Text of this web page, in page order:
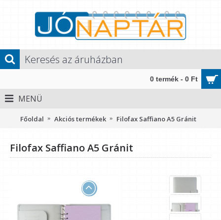
0 termék - 0 Ft
MENÜ
Főoldal Akciós termékek Filofax Saffiano A5 Gránit
Filofax Saffiano A5 Gránit